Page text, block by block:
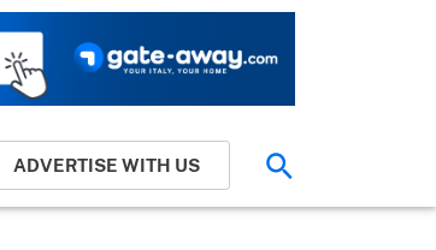
ADVERTISE WITH US